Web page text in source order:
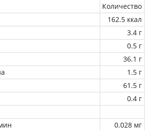
Количество
162.5 ккал
3.4 г
0.5 г
36.1 г
1.5 г
61.5 г
0.4 г
0.028 мг